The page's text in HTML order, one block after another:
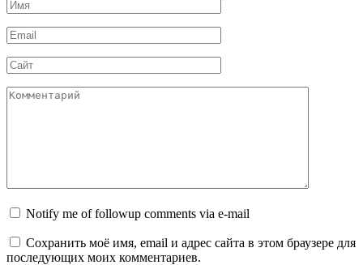
Имя
Email
Сайт
Комментарий
Notify me of followup comments via e-mail
Сохранить моё имя, email и адрес сайта в этом браузере для
последующих моих комментариев.